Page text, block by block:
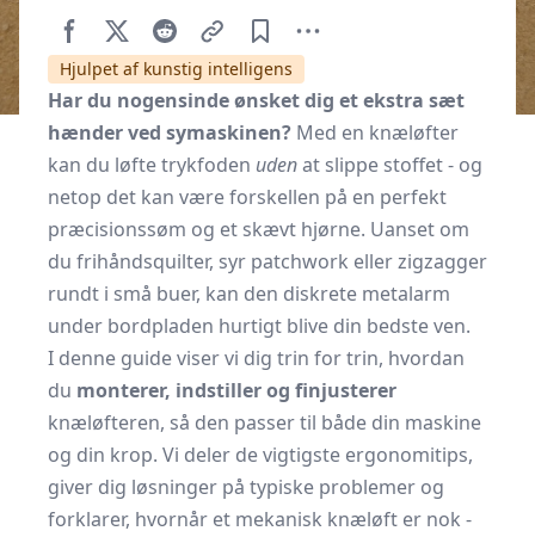
Hjulpet af kunstig intelligens
Har du nogensinde ønsket dig et ekstra sæt
hænder ved symaskinen? Med en knæløfter
kan du løfte trykfoden udenat slippe stoffet - og
netop det kan være forskellen på en perfekt
præcisionssøm og et skævt hjørne. Uanset om
du frihåndsquilter, syr patchwork eller zigzagger
rundt i små buer, kan den diskrete metalarm
under bordpladen hurtigt blive din bedste ven.
I denne guide viser vi dig trin for trin, hvordan
du monterer, indstiller og finjusterer
knæløfteren, så den passer til både din maskine
og din krop. Vi deler de vigtigste ergonomitips,
giver dig løsninger på typiske problemer og
forklarer, hvornår et mekanisk knæløft er nok -